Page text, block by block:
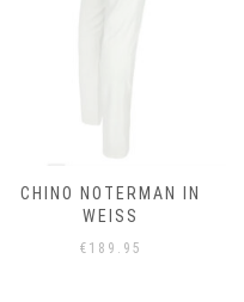
CHINO NOTERMAN IN
WEISS
€ 189.95